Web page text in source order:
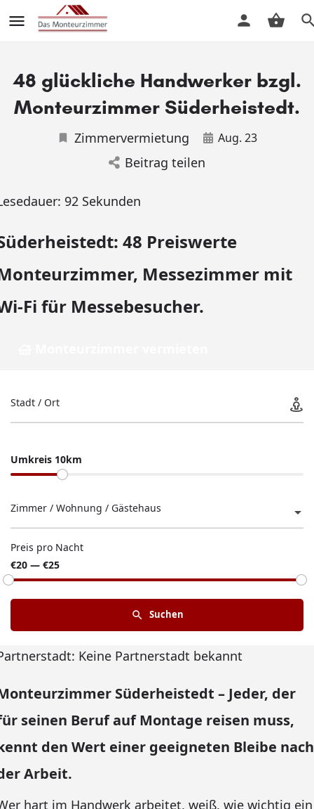
48 glückliche Handwerker bzgl.
Monteurzimmer Süderheistedt.
Zimmervermietung Aug. 23
Beitrag teilen
92 Sekunden
48 Preiswerte
Messezimmer mit
Fi für Messebesucher.
Stadt / Ort
Umkreis 10km
Zimmer / Wohnung / Gästehaus
Preis pro Nacht
€20 — €25
Suchen
Keine Partnerstadt bekannt
Süderheistedt – Jeder, der
seinen Beruf auf Montage reisen muss,
den Wert einer geeigneten Bleibe nach
Arbeit.
hart im Handwerk arbeitet, weiß, wie wichtig ein